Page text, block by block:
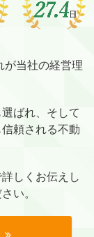
が当社の経営理
ばれ、そして
頼される不動
しくお伝えし
い。